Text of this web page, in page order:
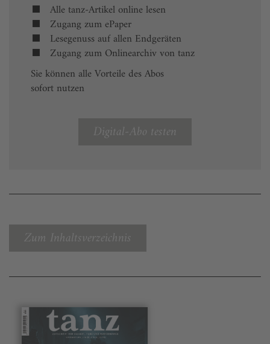
Alle tanz-Artikel online lesen
Zugang zum ePaper
Lesegenuss auf allen Endgeräten
Zugang zum Onlinearchiv von tanz
Sie können alle Vorteile des Abos
sofort nutzen
Digital-Abo testen
Zum Inhaltsverzeichnis